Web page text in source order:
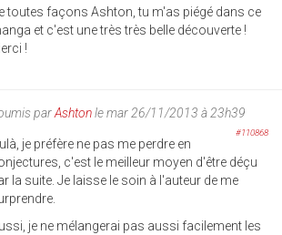
toutes façons Ashton, tu m'as piégé dans ce
et c'est une très très belle découverte !
!
parAshtonle mar 26/11/2013 à 23h39
#110868
je préfère ne pas me perdre en
c'est le meilleur moyen d'être déçu
la suite. Je laisse le soin à l'auteur de me
je ne mélangerai pas aussi facilement les